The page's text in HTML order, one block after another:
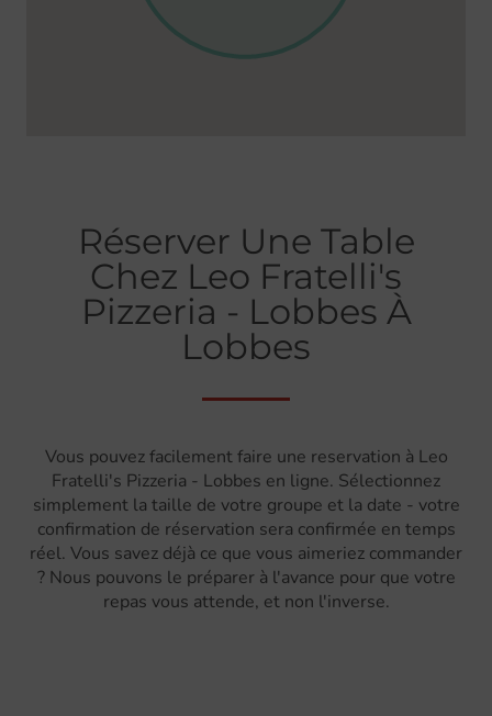
Réserver Une Table
Chez Leo Fratelli's
Pizzeria - Lobbes À
Lobbes
Vous pouvez facilement faire une reservation à Leo
Fratelli's Pizzeria - Lobbes en ligne. Sélectionnez
simplement la taille de votre groupe et la date - votre
confirmation de réservation sera confirmée en temps
réel. Vous savez déjà ce que vous aimeriez commander
? Nous pouvons le préparer à l'avance pour que votre
repas vous attende, et non l'inverse.